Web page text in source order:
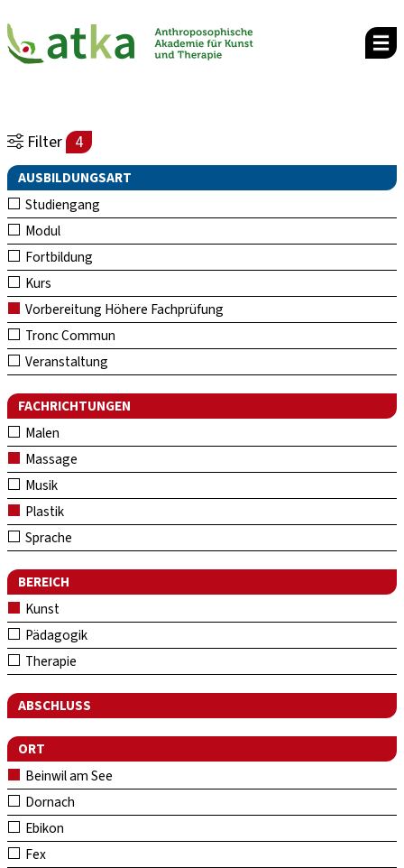
Filter 4
AUSBILDUNGSART
Studiengang
Modul
Fortbildung
Kurs
Vorbereitung Höhere Fachprüfung
Tronc Commun
Veranstaltung
FACHRICHTUNGEN
Malen
Massage
Musik
Plastik
Sprache
BEREICH
Kunst
Pädagogik
Therapie
ABSCHLUSS
ORT
Beinwil am See
Dornach
Ebikon
Fex